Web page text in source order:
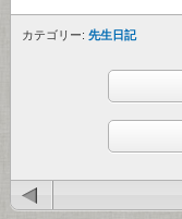
カテゴリー: 先生日記